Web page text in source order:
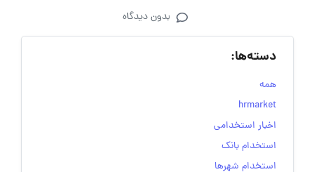
بدون دیدگاه
دسته‌ها:
همه
hrmarket
اخبار استخدامی
استخدام بانک
استخدام شهرها